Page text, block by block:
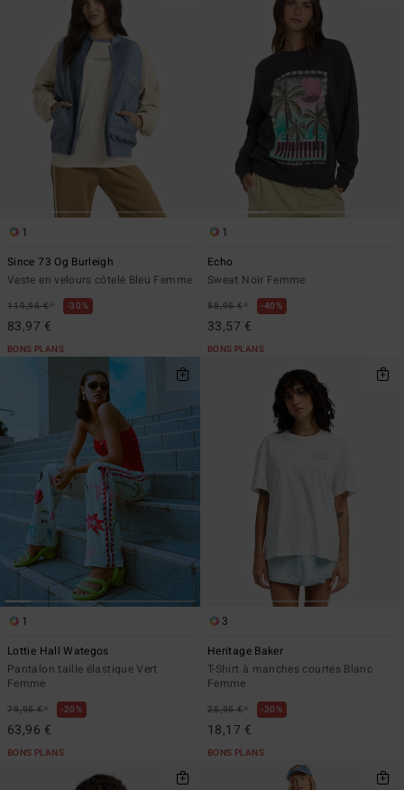
1
Since 73 Og Burleigh
Veste en velours côtelé Bleu Femme
119,95 €* 30%
83,97 €
BONS PLANS
1
Echo
Sweat Noir Femme
55,95 €* 40%
33,57 €
BONS PLANS
1
Lottie Hall Wategos
Pantalon taille élastique Vert
Femme
79,95 €* 20%
63,96 €
BONS PLANS
3
Heritage Baker
T-Shirt à manches courtes Blanc
Femme
25,95 €* 30%
18,17 €
BONS PLANS